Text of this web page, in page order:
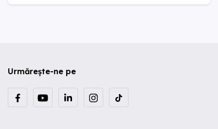
Urmărește-ne pe